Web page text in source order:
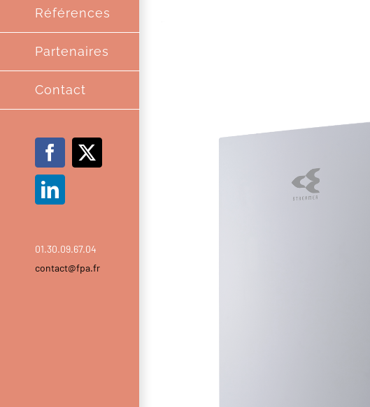
Références
Partenaires
Contact
Facebook
X
LinkedIn
01.30.09.67.04
contact@fpa.fr